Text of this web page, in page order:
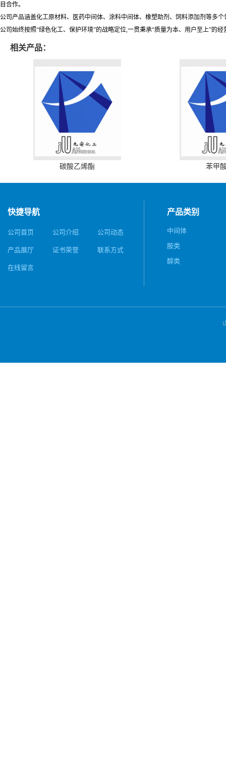
目合作。
公司产品涵盖化工原材料、医药中间体、涂料中间体、橡塑助剂、饲料添加剂等多
公司始终按照“绿色化工、保护环境”的战略定位,一贯秉承“质量为本、用户至上”的
相关产品：
碳酸乙烯酯 苯甲
快捷导航
公司首页 公司介绍 公司动态
产品展厅 证书荣誉 联系方式
在线留言
产品类别
中间体
胺类
醇类